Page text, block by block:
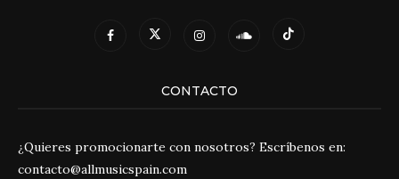
CONTACTO
¿Quieres promocionarte con nosotros? Escríbenos en:
contacto@allmusicspain.com